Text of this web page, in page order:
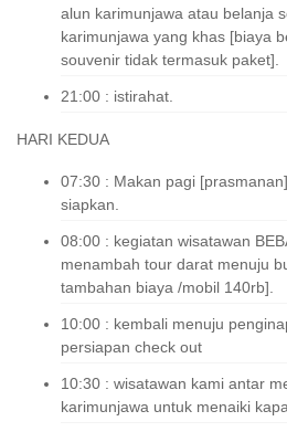
alun karimunjawa atau belanja
karimunjawa yang khas [biaya
souvenir tidak termasuk paket].
21:00 : istirahat.
HARI KEDUA
07:30 : Makan pagi
siapkan.
08:00 : kegiatan wisatawan
menambah tour darat menuju
tambahan biaya /mobil 140rb].
10:00 : kembali menuju
persiapan check out
10:30 : wisatawan kami antar
karimunjawa untuk menaiki